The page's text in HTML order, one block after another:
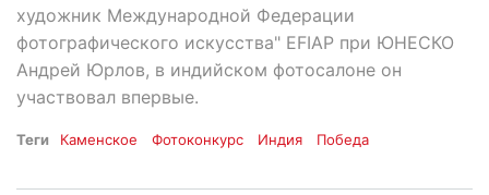
художник Международной Федерации
фотографического искусства" EFIAP при ЮНЕСКО
Андрей Юрлов, в индийском фотосалоне он
участвовал впервые.
Теги Каменское Фотоконкурс Индия Победа